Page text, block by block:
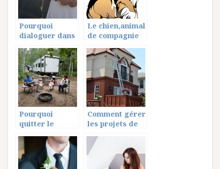
Pourquoi
dialoguer dans
?
Le chien,animal
de compagnie
Pourquoi
quitter le
parents à l’âge
majeure?
Comment gérer
les projets de
couple?